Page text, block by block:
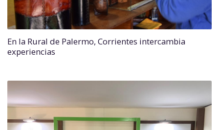
En la Rural de Palermo, Corrientes intercambia
experiencias